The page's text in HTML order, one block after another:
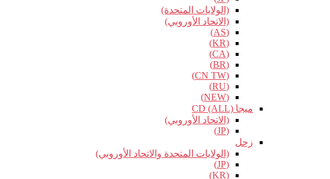
(الولايات المتحدة)
(الاتحاد الأوروبي)
(AS)
(KR)
(CA)
(BR)
(CN TW)
(RU)
(NEW)
ميجا CD (ALL)
(الاتحاد الأوروبي)
(JP)
زحل
(الولايات المتحدة والاتحاد الأوروبي)
(JP)
(KR)